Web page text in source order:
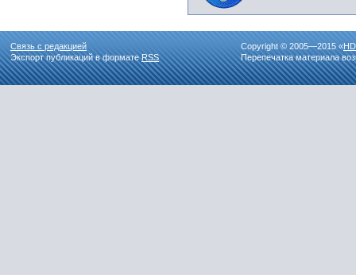
Связь с редакцией
Экспорт публикаций в форматеRSS
Copyright © 2005—2015 «
Перепечатка материала